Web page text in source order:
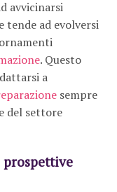
avvicinarsi
tende ad evolversi
. Questo
a
sempre
del settore